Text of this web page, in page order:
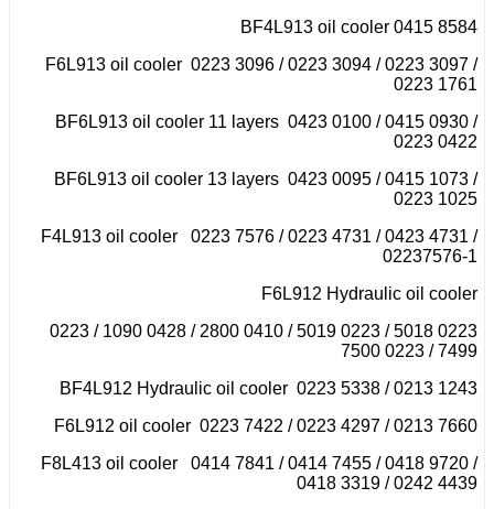
BF4L913 oil cooler 0415 8584
F6L913 oil cooler 0223 3096 / 0223 3094 / 0223 3097 /
0223 1761
BF6L913 oil cooler 11 layers 0423 0100 / 0415 0930 /
0223 0422
BF6L913 oil cooler 13 layers 0423 0095 / 0415 1073 /
0223 1025
F4L913 oil cooler 0223 7576 / 0223 4731 / 0423 4731 /
02237576-1
F6L912 Hydraulic oil cooler
0223 5018 / 0223 5019 / 0410 2800 / 0428 1090 / 0223
7499 / 0223 7500
BF4L912 Hydraulic oil cooler 0223 5338 / 0213 1243
F6L912 oil cooler 0223 7422 / 0223 4297 / 0213 7660
F8L413 oil cooler 0414 7841 / 0414 7455 / 0418 9720 /
0418 3319 / 0242 4439